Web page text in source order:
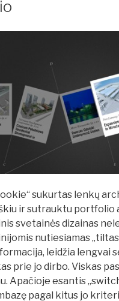
sukurtas lenkų
ir sutrauktu portfolio
svetainės dizainas
nutiesiamas
leidžia lengvai
prie jo dirbo. Viskas
Apačioje esantis
pagal kitus jo